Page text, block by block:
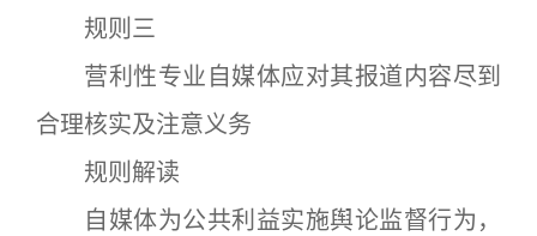
规则三
营利性专业自媒体应对其报道内容尽到
合理核实及注意义务
规则解读
自媒体为公共利益实施舆论监督行为，